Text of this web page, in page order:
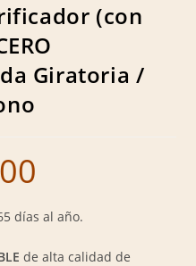
(con
Giratoria /
días al año.
de alta calidad de